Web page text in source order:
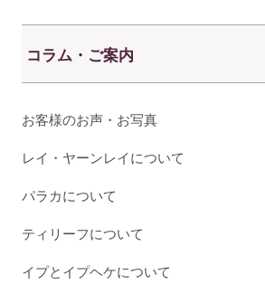
コラム・ご案内
お客様のお声・お写真
レイ・ヤーンレイについて
パラカについて
ティリーフについて
イプとイプヘケについて